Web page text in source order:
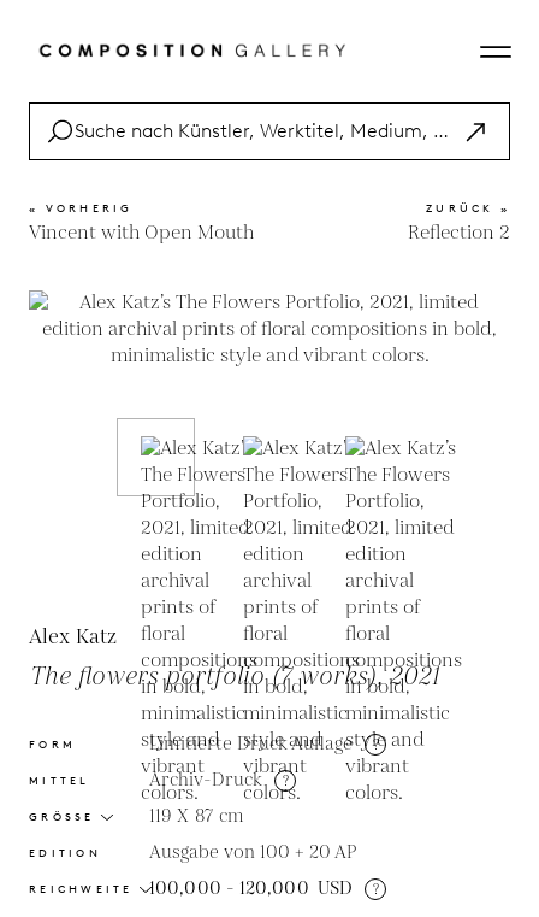
« VORHERIG
Vincent with Open Mouth
ZURÜCK »
Reflection 2
Alex Katz
The flowers portfolio (7 works), 2021
FORM Limitierte Druck Auflage ?
MITTEL Archiv-Druck ?
GRÖSSE 119 X 87 cm
EDITION Ausgabe von 100 + 20 AP
REICHWEITE 100,000 - 120,000 USD ?